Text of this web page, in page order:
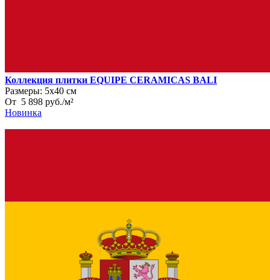
Коллекция плитки EQUIPE CERAMICAS BALI
Размеры: 5х40 см
От 5 898 руб./м²
Новинка